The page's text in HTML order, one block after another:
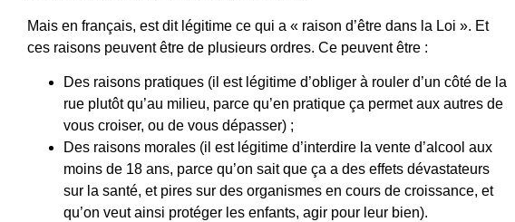
Mais en français, est dit légitime ce qui a « raison d’être dans la Loi ». Et
ces raisons peuvent être de plusieurs ordres. Ce peuvent être :
Des raisons pratiques (il est légitime d’obliger à rouler d’un côté de la
rue plutôt qu’au milieu, parce qu’en pratique ça permet aux autres de
vous croiser, ou de vous dépasser) ;
Des raisons morales (il est légitime d’interdire la vente d’alcool aux
moins de 18 ans, parce qu’on sait que ça a des effets dévastateurs
sur la santé, et pires sur des organismes en cours de croissance, et
qu’on veut ainsi protéger les enfants, agir pour leur bien).